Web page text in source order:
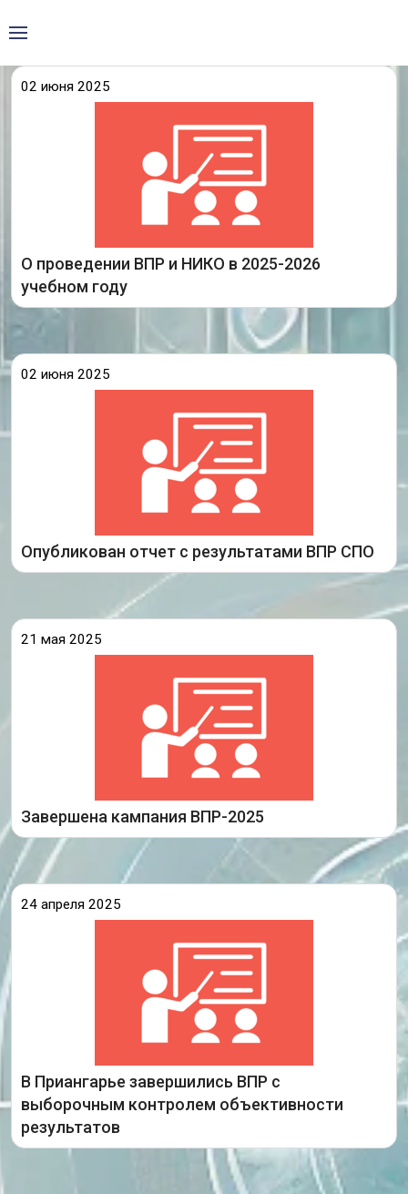
02 июня 2025
О проведении ВПР и НИКО в 2025-2026
учебном году
Рособрнадзор утвердил состав участников,
всероссийских проверочных работ (ВПР) в
школах в 2025-2026 учебном году.
ВПР пройдут с 20 апреля по 20 мая,
02 июня 2025
Опубликован отчет с результатами ВПР СПО
аналитические
всероссийских проверочных работ (ВПР) в
профессиональных образовательных
организациях Иркутской области, реализующих
программы среднего профессионального
образования в очной форме.
Подробнее
21 мая 2025
Завершена кампания ВПР-2025
итогам кампании 2025 года в мониторинге
приняли участие все (833) общеобразовательные
организации региона, в которых обучаются
школьники 4-8-х и
Подробнее
24 апреля 2025
В Приангарье завершились ВПР с
выборочным контролем объективности
результатов
Всероссийские проверочные работы – это
учебным предметам с целью обеспечения
единого образовательного пространства в РФ,
осуществления мониторинга уровня и качества
подготовки обучающихся в
Подробнее